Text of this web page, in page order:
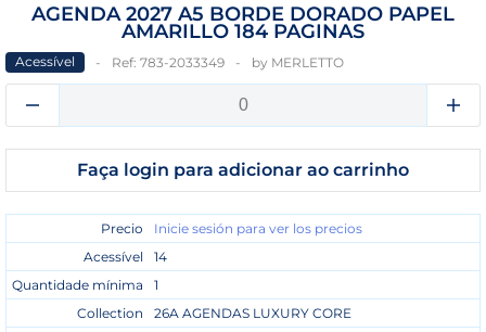
AGENDA 2027 A5 BORDE DORADO PAPEL
AMARILLO 184 PAGINAS
Acessível Ref: 783-2033349 by MERLETTO
Faça login para adicionar ao carrinho
Precio
Inicie sesión para ver los precios
Acessível
14
Quantidade mínima
1
Collection
26A AGENDAS LUXURY CORE